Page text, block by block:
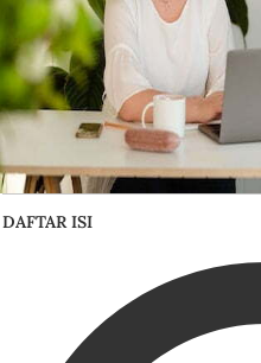
DAFTAR ISI